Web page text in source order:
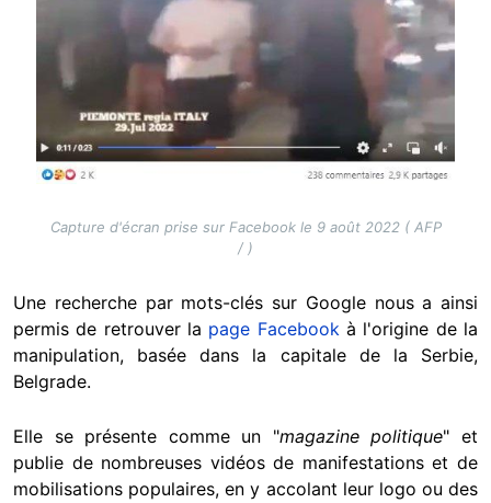
Capture d'écran prise sur Facebook le 9 août 2022 ( AFP
/ )
Une recherche par mots-clés sur Google nous a ainsi
permis de retrouver la page Facebookà l'origine de la
manipulation, basée dans la capitale de la Serbie,
Belgrade.
Elle se présente comme un "magazine politique" et
publie de nombreuses vidéos de manifestations et de
mobilisations populaires, en y accolant leur logo ou des